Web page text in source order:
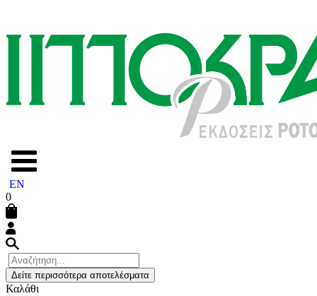
EN
0
Δείτε περισσότερα αποτελέσματα
Καλάθι